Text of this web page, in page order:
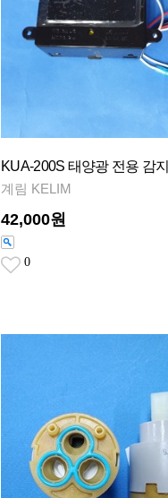
KUA-200S 태양광 전용 감
계림 KELIM
42,000원
0